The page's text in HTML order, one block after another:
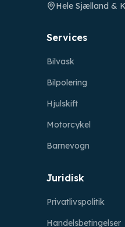
Hele Sjælland &
Services
Bilvask
Bilpolering
Hjulskift
Motorcykel
Barnevogn
Juridisk
Privatlivspolitik
Handelsbetingelser